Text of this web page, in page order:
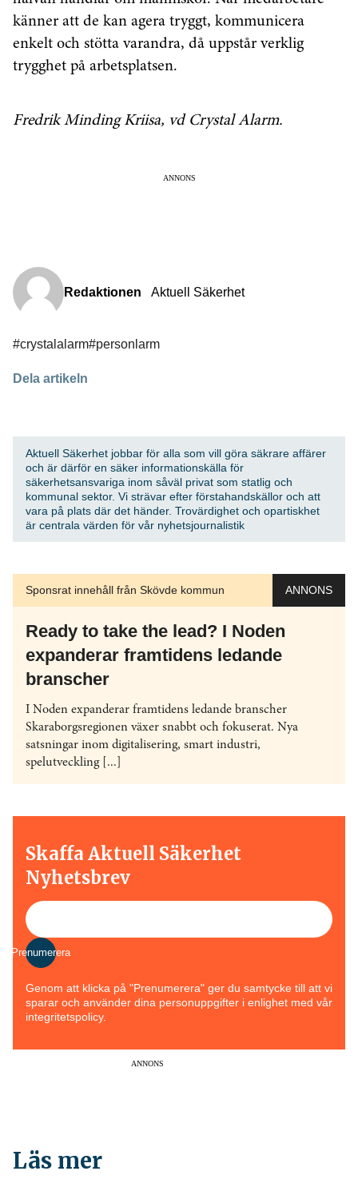
känner att de kan agera tryggt, kommunicera
enkelt och stötta varandra, då uppstår verklig
trygghet på arbetsplatsen.
Fredrik Minding Kriisa, vd Crystal Alarm.
ANNONS
Redaktionen Aktuell Säkerhet
#crystalalarm#personlarm
Dela artikeln
Aktuell Säkerhet jobbar för alla som vill göra säkrare affärer
och är därför en säker informationskälla för
säkerhetsansvariga inom såväl privat som statlig och
kommunal sektor. Vi strävar efter förstahandskällor och att
vara på plats där det händer. Trovärdighet och opartiskhet
är centrala värden för vår nyhetsjournalistik
Sponsrat innehåll från Skövde kommun ANNONS
Ready to take the lead? I Noden
expanderar framtidens ledande
branscher
I Noden expanderar framtidens ledande branscher
Skaraborgsregionen växer snabbt och fokuserat. Nya
satsningar inom digitalisering, smart industri,
spelutveckling [...]
Skaffa Aktuell Säkerhet
Nyhetsbrev
Prenumerera
Genom att klicka på "Prenumerera" ger du samtycke till att vi
sparar och använder dina personuppgifter i enlighet med vår
integritetspolicy.
ANNONS
Läs mer